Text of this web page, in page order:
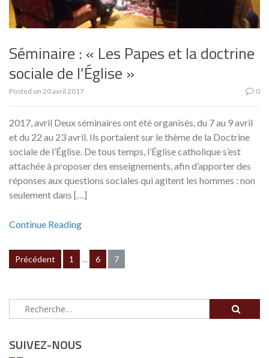
Séminaire : « Les Papes et la doctrine
sociale de l’Église »
Posted on 20 avril 2017 0
2017, avril Deux séminaires ont été organisés, du 7 au 9 avril
et du 22 au 23 avril. Ils portaient sur le thème de la Doctrine
sociale de l’Église. De tous temps, l’Église catholique s’est
attachée à proposer des enseignements, afin d’apporter des
réponses aux questions sociales qui agitent les hommes : non
seulement dans […]
Continue Reading
Navigation
articles
Précédent 1 … 6 7
Rechercher :
SUIVEZ-NOUS